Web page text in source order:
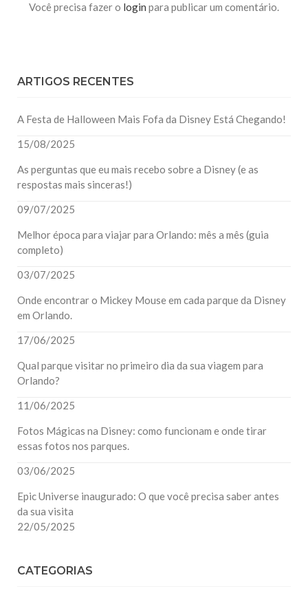
Você precisa fazer o login para publicar um comentário.
ARTIGOS RECENTES
A Festa de Halloween Mais Fofa da Disney Está Chegando!
15/08/2025
As perguntas que eu mais recebo sobre a Disney (e as
respostas mais sinceras!)
09/07/2025
Melhor época para viajar para Orlando: mês a mês (guia
completo)
03/07/2025
Onde encontrar o Mickey Mouse em cada parque da Disney
em Orlando.
17/06/2025
Qual parque visitar no primeiro dia da sua viagem para
Orlando?
11/06/2025
Fotos Mágicas na Disney: como funcionam e onde tirar
essas fotos nos parques.
03/06/2025
Epic Universe inaugurado: O que você precisa saber antes
da sua visita
22/05/2025
CATEGORIAS